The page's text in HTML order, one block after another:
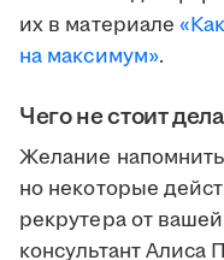
их в материале
на максимум».
Чего не стоит
Желание
но некоторые
рекрутера от
консультант Алиса